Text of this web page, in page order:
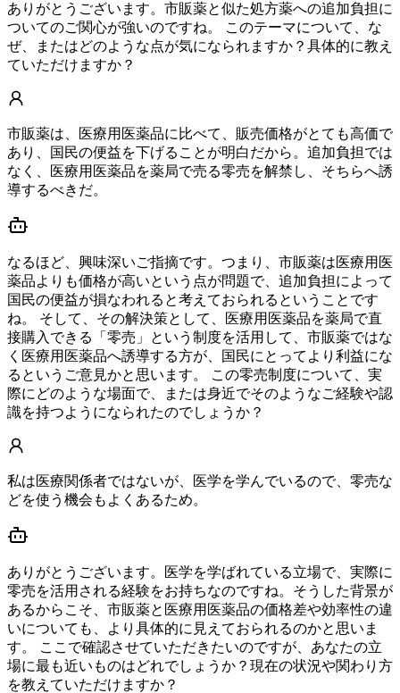
ありがとうございます。市販薬と似た処方薬への追加負担に
ついてのご関心が強いのですね。 このテーマについて、な
ぜ、またはどのような点が気になられますか？具体的に教え
ていただけますか？
市販薬は、医療用医薬品に比べて、販売価格がとても高価で
あり、国民の便益を下げることが明白だから。追加負担では
なく、医療用医薬品を薬局で売る零売を解禁し、そちらへ誘
導するべきだ。
なるほど、興味深いご指摘です。つまり、市販薬は医療用医
薬品よりも価格が高いという点が問題で、追加負担によって
国民の便益が損なわれると考えておられるということです
ね。 そして、その解決策として、医療用医薬品を薬局で直
接購入できる「零売」という制度を活用して、市販薬ではな
く医療用医薬品へ誘導する方が、国民にとってより利益にな
るというご意見かと思います。 この零売制度について、実
際にどのような場面で、または身近でそのようなご経験や認
識を持つようになられたのでしょうか？
私は医療関係者ではないが、医学を学んでいるので、零売な
どを使う機会もよくあるため。
ありがとうございます。医学を学ばれている立場で、実際に
零売を活用される経験をお持ちなのですね。そうした背景が
あるからこそ、市販薬と医療用医薬品の価格差や効率性の違
いについても、より具体的に見えておられるのかと思いま
す。 ここで確認させていただきたいのですが、あなたの立
場に最も近いものはどれでしょうか？現在の状況や関わり方
を教えていただけますか？